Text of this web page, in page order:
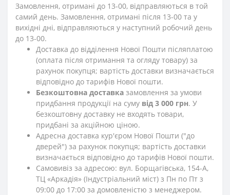
Замовлення, отримані до 13-00, відправляються в той
самий день. Замовлення, отримані після 13-00 та у
вихідні дні, відправляються у наступний робочий день
до 13-00.
Доставка до відділення Нової Пошти післяплатою
(оплата після отримання та огляду товару) за
рахунок покупця; вартість доставки визначається
відповідно до тарифів Нової пошти.
Безкоштовна доставка замовлення за умови
придбання продукції на суму від 3 000 грн. У
безкоштовну доставку не входять товари,
придбані за акційною ціною.
Адресна доставка кур'єром Нової Пошти ("до
дверей") за рахунок покупця; вартість доставки
визначається відповідно до тарифів Нової пошти.
Самовивіз за адресою: вул. Борщагівська, 154-А,
ТЦ «Аркадія» (Індустріальний міст) з Пн по Пт з
09:00 до 17:00 за домовленістю з менеджером.